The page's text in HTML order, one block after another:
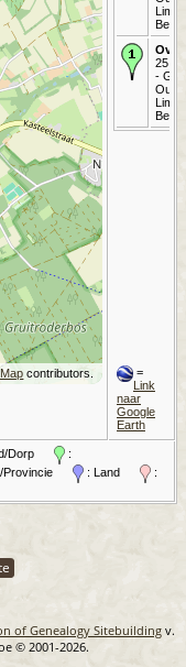
contributors.
België
25
-
België
=
Link
naar
Google
Earth
Dorp
:
Provincie : Land
:
of Genealogy Sitebuilding v.
© 2001-2026.